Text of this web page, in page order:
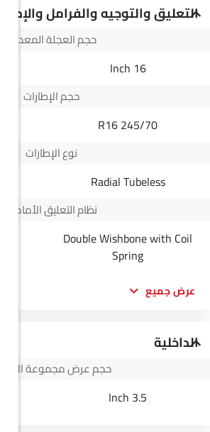
التعليق والتوجيه والفرامل والإطارات
حجم العجلة المعدنية
16 Inch
حجم الإطارات
245/70 R16
نوع الإطارات
Radial Tubeless
نظام التعليق الأمامي
Double Wishbone with Coil
Spring
عرض جميع
الداخلية
حجم عرض مجموعة الأجهزة
3.5 Inch